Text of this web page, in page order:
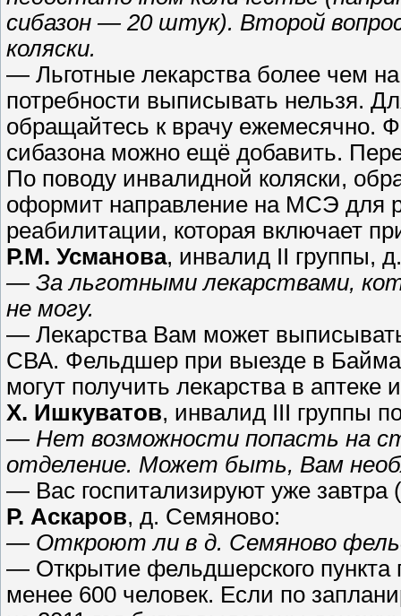
сибазон — 20 штук). Второй
коляски.
— Льготные лекарства более чем
потребности выписывать нельзя.
обращайтесь к врачу ежемесячно.
сибазона можно ещё добавить.
По поводу инвалидной коляски,
оформит направление на МСЭ для
реабилитации, которая включает
Р.М. Усманова, инвалид II группы,
— За льготными лекарствами,
не могу.
— Лекарства Вам может
СВА. Фельдшер при выезде в
могут получить лекарства в аптеке
Х. Ишкуватов, инвалид III группы
— Нет возможности попасть на
отделение. Может быть, Вам
— Вас госпитализируют уже завтра
Р. Аскаров, д. Семяново:
— Откроют ли в д. Семяново
— Открытие фельдшерского пункта
менее 600 человек. Если по